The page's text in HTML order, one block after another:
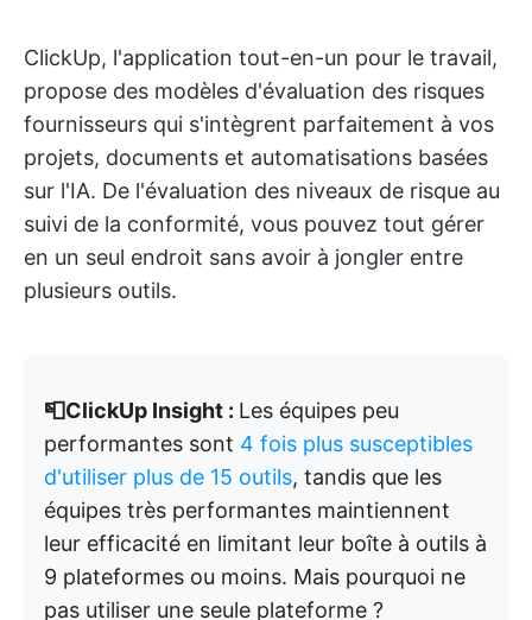
ClickUp, l'application tout-en-un pour le travail,
propose des modèles d'évaluation des risques
fournisseurs qui s'intègrent parfaitement à vos
projets, documents et automatisations basées
sur l'IA. De l'évaluation des niveaux de risque au
suivi de la conformité, vous pouvez tout gérer
en un seul endroit sans avoir à jongler entre
plusieurs outils.
📮ClickUp Insight : Les équipes peu
performantes sont 4 fois plus susceptibles
d'utiliser plus de 15 outils, tandis que les
équipes très performantes maintiennent
leur efficacité en limitant leur boîte à outils à
9 plateformes ou moins. Mais pourquoi ne
pas utiliser une seule plateforme ?